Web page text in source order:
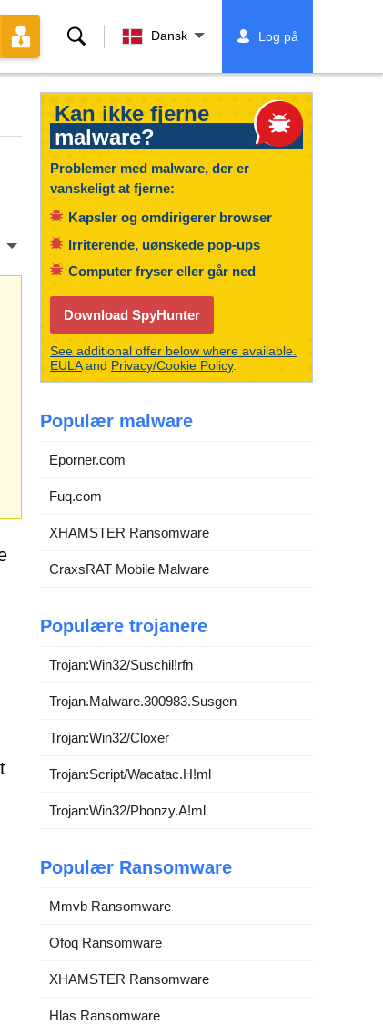
Søg Dansk Log på
Kan ikke fjerne
malware?
Problemer med malware, der er
vanskeligt at fjerne:
Kapsler og omdirigerer browser
Irriterende, uønskede pop-ups
Computer fryser eller går ned
Download SpyHunter
See additional offer below where available.
EULAand Privacy/Cookie Policy.
Populær malware
Eporner.com
Fuq.com
XHAMSTER Ransomware
CraxsRAT Mobile Malware
Populære trojanere
Trojan:Win32/Suschil!rfn
Trojan.Malware.300983.Susgen
Trojan:Win32/Cloxer
Trojan:Script/Wacatac.H!ml
Trojan:Win32/Phonzy.A!ml
Populær Ransomware
Mmvb Ransomware
Ofoq Ransomware
XHAMSTER Ransomware
Hlas Ransomware